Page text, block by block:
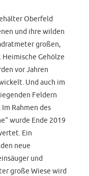
Oberfeld
und ihre wilden
großen,
Gehölze
vor Jahren
Und auch im
Feldern
Rahmen des
wurde Ende 2019
Ein
neue
und
große Wiese wird